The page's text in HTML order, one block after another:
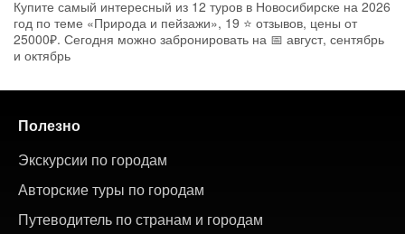
Купите самый интересный из 12 туров в Новосибирске на 2026
год по теме «Природа и пейзажи», 19 ⭐ отзывов, цены от
25000₽. Сегодня можно забронировать на 📅 август, сентябрь
и октябрь
Полезно
Экскурсии по городам
Авторские туры по городам
Путеводитель по странам и городам